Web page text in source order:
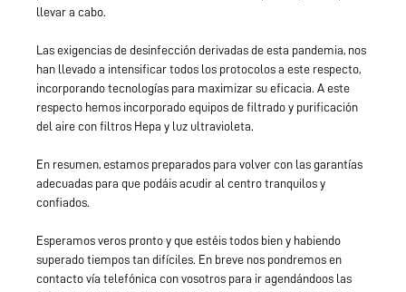
llevar a cabo.
Las exigencias de desinfección derivadas de esta pandemia, nos
han llevado a intensificar todos los protocolos a este respecto,
incorporando tecnologías para maximizar su eficacia. A este
respecto hemos incorporado equipos de filtrado y purificación
del aire con filtros Hepa y luz ultravioleta.
En resumen, estamos preparados para volver con las garantías
adecuadas para que podáis acudir al centro tranquilos y
confiados.
Esperamos veros pronto y que estéis todos bien y habiendo
superado tiempos tan difíciles. En breve nos pondremos en
contacto vía telefónica con vosotros para ir agendándoos las